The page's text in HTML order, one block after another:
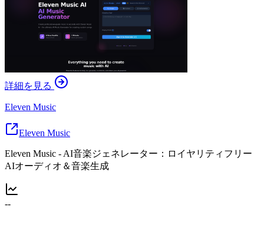
詳細を見る
Eleven Music
Eleven Music
Eleven Music - AI音楽ジェネレーター：ロイヤリティフリー
AIオーディオ＆音楽生成
--